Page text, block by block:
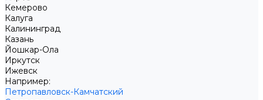
Кемерово
Калуга
Калининград
Казань
Йошкар-Ола
Иркутск
Ижевск
Например:
Петропавловск-Камчатский